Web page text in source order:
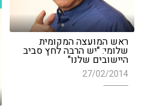
ראש המועצה המקומית
שלומי: "יש הרבה לחץ סביב
היישובים שלנו"
27/02/2014